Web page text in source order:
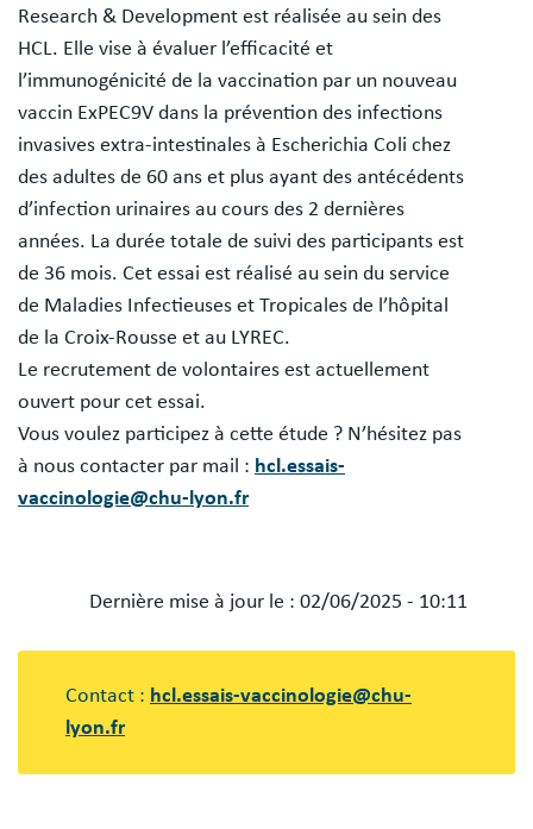
Research & Development est réalisée au sein des
HCL. Elle vise à évaluer l’efficacité et
l’immunogénicité de la vaccination par un nouveau
vaccin ExPEC9V dans la prévention des infections
invasives extra-intestinales à Escherichia Coli chez
des adultes de 60 ans et plus ayant des antécédents
d’infection urinaires au cours des 2 dernières
années. La durée totale de suivi des participants est
de 36 mois. Cet essai est réalisé au sein du service
de Maladies Infectieuses et Tropicales de l’hôpital
de la Croix-Rousse et au LYREC.
Le recrutement de volontaires est actuellement
ouvert pour cet essai.
Vous voulez participez à cette étude ? N’hésitez pas
à nous contacter par mail : hcl.essais-
vaccinologie@chu-lyon.fr
Dernière mise à jour le : 02/06/2025 - 10:11
Contact : hcl.essais-vaccinologie@chu-
lyon.fr